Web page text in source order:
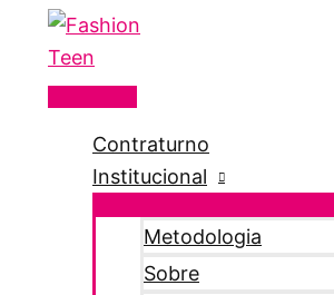
para
conteúdo
principal
Contraturno
Institucional
Metodologia
Sobre